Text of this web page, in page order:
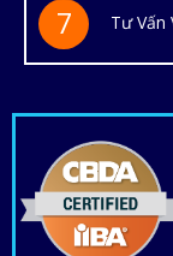
7 Tư Vấn